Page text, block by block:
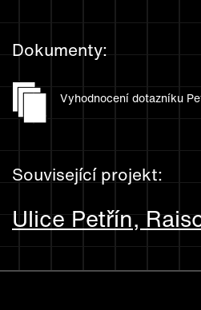
Dokumenty:
Vyhodnocení dotazníku
Související projekt:
Ulice Petřín,